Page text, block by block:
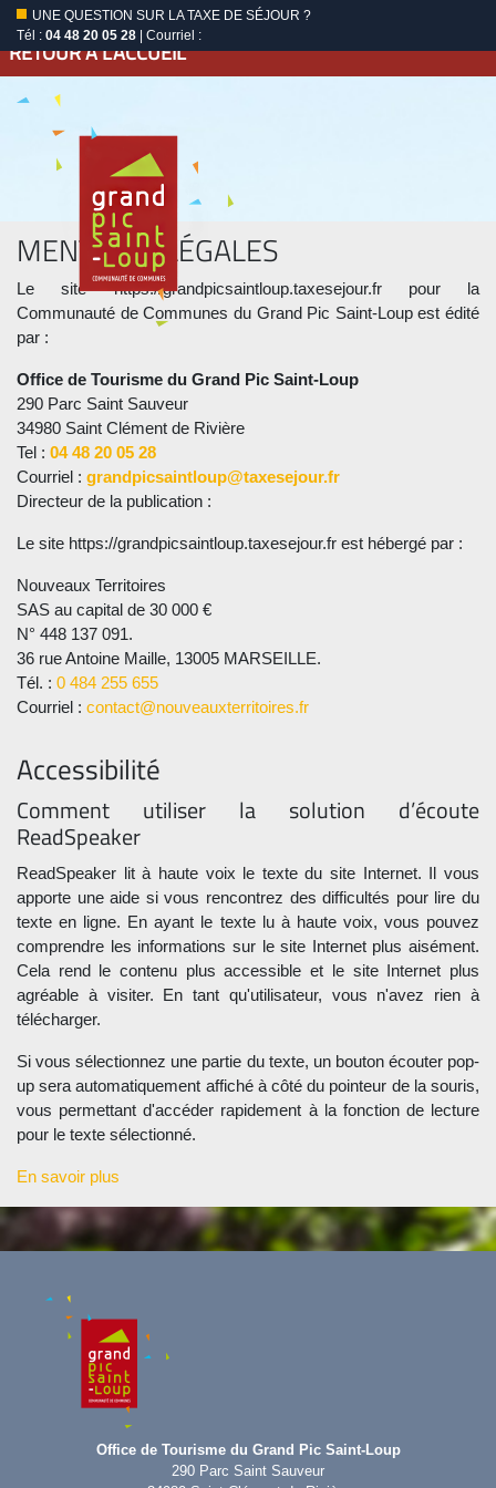
UNE QUESTION SUR LA TAXE DE SÉJOUR ?
Tél : 04 48 20 05 28 | Courriel :
RETOUR À L'ACCUEIL
MENTIONS LÉGALES
Le site https://grandpicsaintloup.taxesejour.fr pour la
Communauté de Communes du Grand Pic Saint-Loup est édité
par :
Office de Tourisme du Grand Pic Saint-Loup
290 Parc Saint Sauveur
34980 Saint Clément de Rivière
Tel : 04 48 20 05 28
Courriel : grandpicsaintloup@taxesejour.fr
Directeur de la publication :
Le site https://grandpicsaintloup.taxesejour.fr est hébergé par :
Nouveaux Territoires
SAS au capital de 30 000 €
N° 448 137 091.
36 rue Antoine Maille, 13005 MARSEILLE.
Tél. : 0 484 255 655
Courriel : contact@nouveauxterritoires.fr
Accessibilité
Comment utiliser la solution d’écoute
ReadSpeaker
ReadSpeaker lit à haute voix le texte du site Internet. Il vous
apporte une aide si vous rencontrez des difficultés pour lire du
texte en ligne. En ayant le texte lu à haute voix, vous pouvez
comprendre les informations sur le site Internet plus aisément.
Cela rend le contenu plus accessible et le site Internet plus
agréable à visiter. En tant qu'utilisateur, vous n'avez rien à
télécharger.
Si vous sélectionnez une partie du texte, un bouton écouter pop-
up sera automatiquement affiché à côté du pointeur de la souris,
vous permettant d'accéder rapidement à la fonction de lecture
pour le texte sélectionné.
En savoir plus
Office de Tourisme du Grand Pic Saint-Loup
290 Parc Saint Sauveur